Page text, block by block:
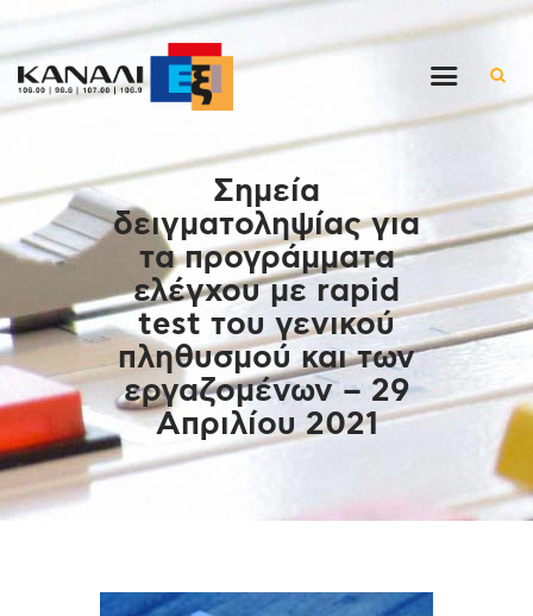
Σημεία
δειγματοληψίας για
τα προγράμματα
ελέγχου με rapid
test του γενικού
πληθυσμού και των
εργαζομένων – 29
Απριλίου 2021
Εκπομπές
Στον ρυθμό της μέρας
Ένθετα
Διαγωνισμοί/Live Links
Ποιοι είμαστε
Επικοινωνία